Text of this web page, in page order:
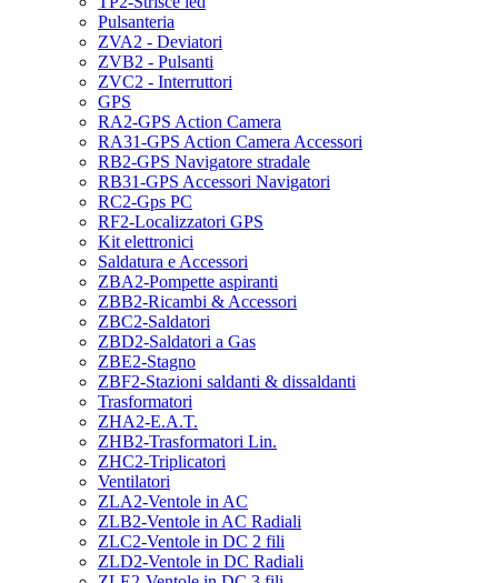
Pulsanteria
ZVA2 - Deviatori
ZVB2 - Pulsanti
ZVC2 - Interruttori
GPS
RA2-GPS Action Camera
RA31-GPS Action Camera Accessori
RB2-GPS Navigatore stradale
RB31-GPS Accessori Navigatori
RC2-Gps PC
RF2-Localizzatori GPS
Kit elettronici
Saldatura e Accessori
ZBA2-Pompette aspiranti
ZBB2-Ricambi & Accessori
ZBC2-Saldatori
ZBD2-Saldatori a Gas
ZBE2-Stagno
ZBF2-Stazioni saldanti & dissaldanti
Trasformatori
ZHA2-E.A.T.
ZHB2-Trasformatori Lin.
ZHC2-Triplicatori
Ventilatori
ZLA2-Ventole in AC
ZLB2-Ventole in AC Radiali
ZLC2-Ventole in DC 2 fili
ZLD2-Ventole in DC Radiali